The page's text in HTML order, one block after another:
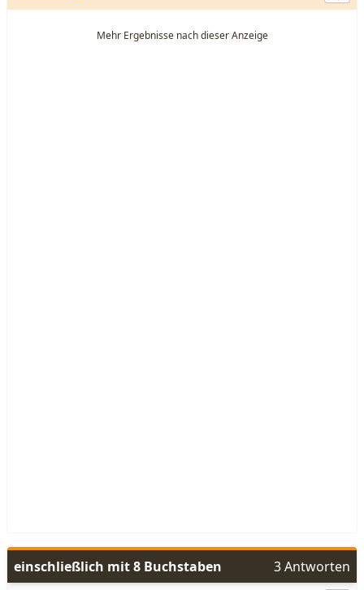
einschließlich mit 8 Buchstaben 3 Antworten